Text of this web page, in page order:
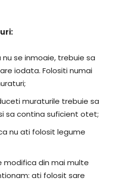
se inmoaie, trebuie sa
iodata. Folositi numai
muraturile trebuie sa
sa contina suficient otet;
nu ati folosit legume
modifica din mai multe
ati folosit sare